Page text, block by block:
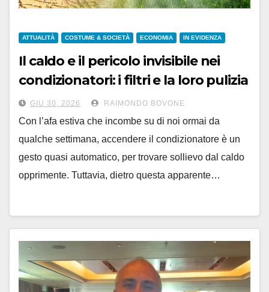
ATTUALITÀ COSTUME & SOCIETÀ ECONOMIA IN EVIDENZA
Il caldo e il pericolo invisibile nei
condizionatori: i filtri e la loro pulizia
GIU 30, 2026 RAIMONDO BOVONE
Con l’afa estiva che incombe su di noi ormai da
qualche settimana, accendere il condizionatore è un
gesto quasi automatico, per trovare sollievo dal caldo
opprimente. Tuttavia, dietro questa apparente…